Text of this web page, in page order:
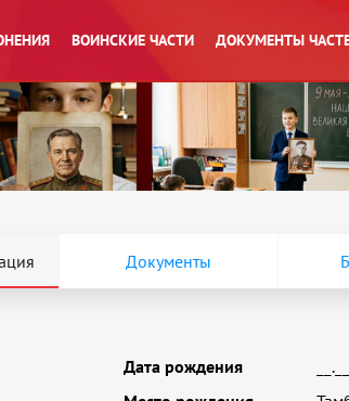
ВОИНСКИЕ ЧАСТИ ДОКУМЕНТЫ
Документы
Дата рождения